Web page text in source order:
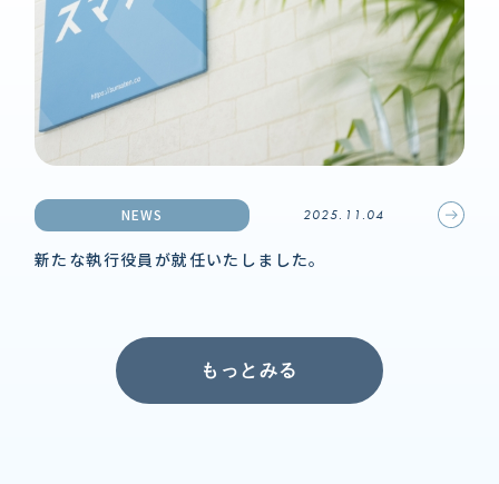
NEWS 2025.11.04
新たな執行役員が就任いたしました。
もっとみる